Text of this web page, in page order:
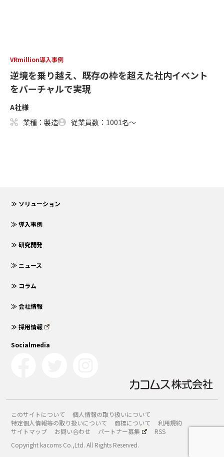
VRmillion導入事例
逆境を乗り越え、既存の枠を超えた社内イベント
をバーチャルで実現
A社様
業種：製造
従業員数：1001名～
≫ ソリューション
≫ 導入事例
≫ 研究開発
≫ ニュース
≫ コラム
≫ 会社情報
≫ 採用情報
Socialmedia
このサイトについて
個人情報の取り扱いについて
特定個人情報等の取り扱いについて
商標について
利用規約
サイトマップ
お問い合わせ パートナー募集
RSS
Copyright kacoms Co.,Ltd. All Rights Reserved.